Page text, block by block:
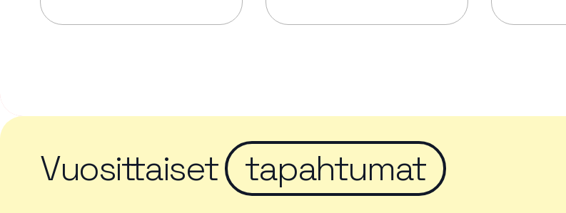
Lue lisää tapahtumasta Kesän rukoushetket Riihimäen Keskuskirkossa 2.6.–7.8.
Lue lisää tapahtumasta Kesän rukoushetketLue lisää
Vuosittaiset tapahtumat